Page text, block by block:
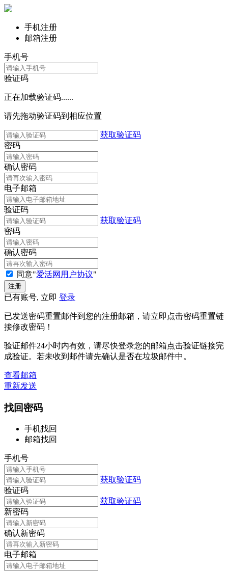
手机注册
邮箱注册
手机号
验证码
正在加载验证码......
请先拖动验证码到相应位置
获取验证码
密码
确认密码
电子邮箱
验证码
获取验证码
密码
确认密码
同意"爱活网用户协议"
已有账号, 立即 登录
已发送密码重置邮件到您的注册邮箱，请立即点击密码重置链
接修改密码！
验证邮件24小时内有效，请尽快登录您的邮箱点击验证链接完
成验证。若未收到邮件请先确认是否在垃圾邮件中。
查看邮箱
重新发送
找回密码
手机找回
邮箱找回
手机号
获取验证码
验证码
获取验证码
新密码
确认新密码
电子邮箱